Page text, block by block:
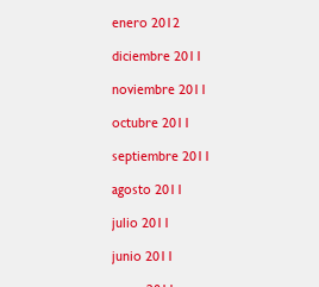
enero 2012
diciembre 2011
noviembre 2011
octubre 2011
septiembre 2011
agosto 2011
julio 2011
junio 2011